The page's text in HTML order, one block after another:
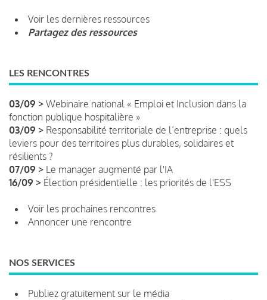
Voir les dernières ressources
Partagez des ressources
LES RENCONTRES
03/09 > Webinaire national « Emploi et Inclusion dans la
fonction publique hospitalière »
03/09 > Responsabilité territoriale de l’entreprise : quels
leviers pour des territoires plus durables, solidaires et
résilients ?
07/09 > Le manager augmenté par l'IA
16/09 > Élection présidentielle : les priorités de l'ESS
Voir les prochaines rencontres
Annoncer une rencontre
NOS SERVICES
Publiez gratuitement sur le média